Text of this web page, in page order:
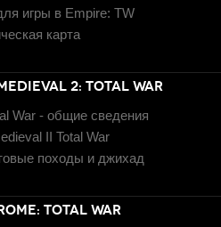
игры в Empire: TW
карта
2: TOTAL WAR
War - общие сведения
II Total War
походы и джихад
TOTAL WAR